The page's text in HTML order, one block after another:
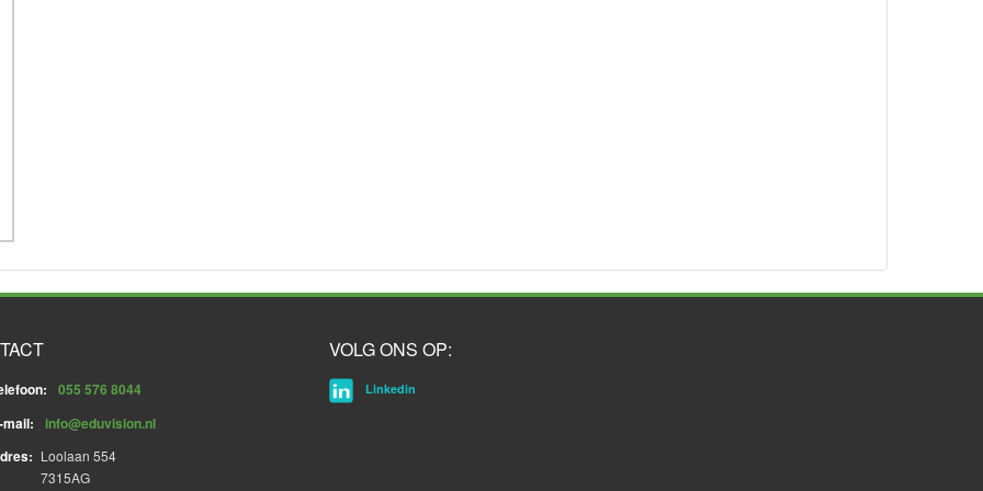
055 576 8044
mail:
info@eduvision.nl
Loolaan 554
7315AG
VOLG ONS OP:
Linkedin